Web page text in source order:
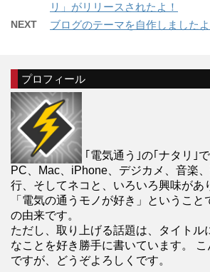
リ」がリリースされたよ！
NEXT ブログのテーマを自作しましたよ
プロフィール
｢電気通う｣の｢ナタリ｣で
PC、Mac、iPhone、デジカメ、音楽
行、そしてネコと、いろいろ興味があ
「電気の通うモノが好き」ということ
の由来です。
ただし、取り上げる話題は、タイトル
なことを好き勝手に書いています。
ですが、どうぞよろしくです。